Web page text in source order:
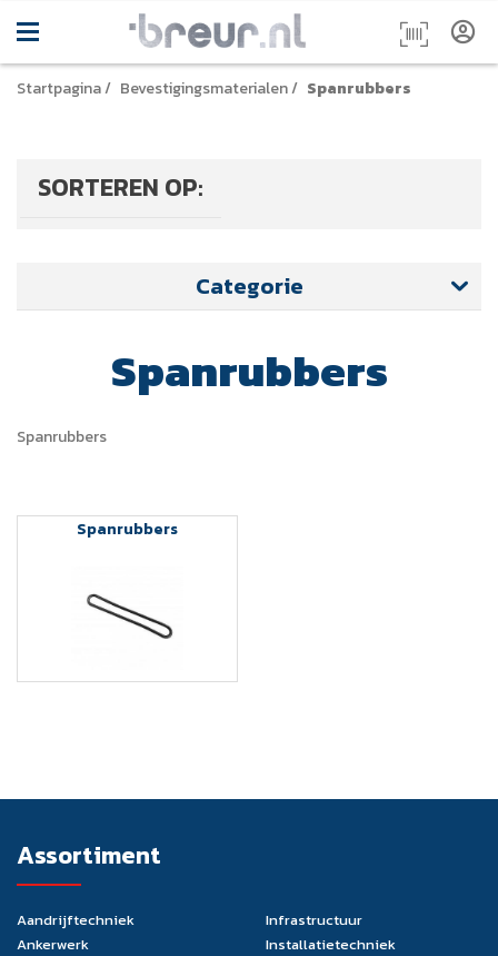
Startpagina/ Bevestigingsmaterialen/ Spanrubbers
SORTEREN OP:
Categorie
Spanrubbers
Spanrubbers
Spanrubbers
Assortiment
Aandrijftechniek
Ankerwerk
Infrastructuur
Installatietechniek